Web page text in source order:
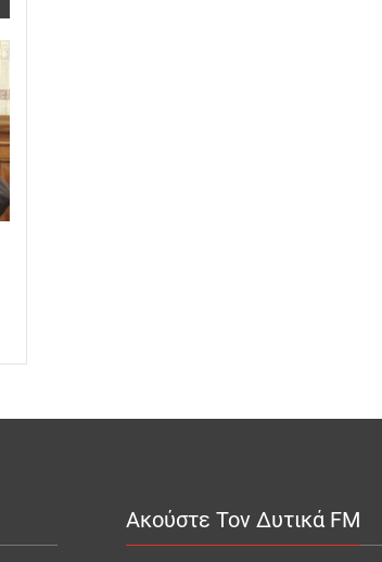
Ακούστε Τον Δυτικά FM